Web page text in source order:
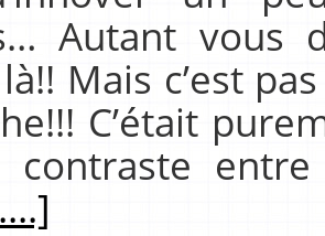
Autant vous
Mais c’est
C’était
contraste